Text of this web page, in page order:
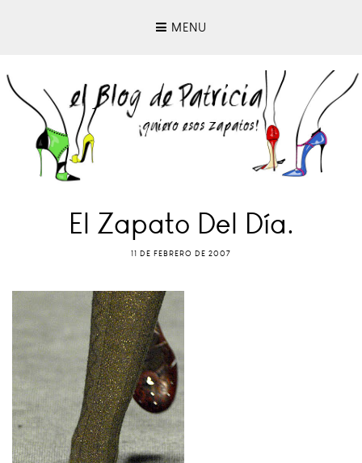
MENU
El Zapato Del Día.
11 DE FEBRERO DE 2007